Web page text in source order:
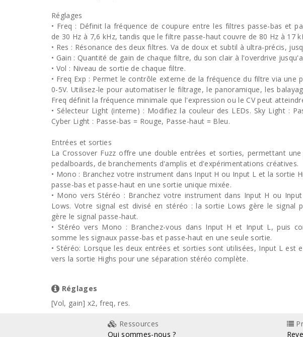
Réglages
• Freq : Définit la fréquence de coupure entre les filtres passe-bas et
de 30 Hz à 7,6 kHz, tandis que le filtre passe-haut couvre de 80 Hz à 17
• Res : Résonance des deux filtres. Va de doux et subtil à ultra-précis,
• Gain : Quantité de gain de chaque filtre, du son clair à l'overdrive
• Vol : Niveau de sortie de chaque filtre.
• Freq Exp : Permet le contrôle externe de la fréquence du filtre via une
0-5V. Utilisez-le pour automatiser le filtrage, le panoramique, les
Freq définit la fréquence minimale que l'expression ou le CV peut
• Sélecteur Light (interne) : Modifiez la couleur des LEDs. Sky Light :
Cyber Light : Passe-bas = Rouge, Passe-haut = Bleu.
Entrées et sorties
La Crossover Fuzz offre une double entrées et sorties, permettant
pedalboards, de branchements d'amplis et d'expérimentations créatives.
• Mono : Branchez votre instrument dans Input H ou Input L et la sortie
passe-bas et passe-haut en une sortie unique mixée.
• Mono vers Stéréo : Branchez votre instrument dans Input H ou
Lows. Votre signal est divisé en stéréo : la sortie Lows gère le signal
gère le signal passe-haut.
• Stéréo vers Mono : Branchez-vous dans Input H et Input L, puis
somme les signaux passe-bas et passe-haut en une seule sortie.
• Stéréo: Lorsque les deux entrées et sorties sont utilisées, Input L est
vers la sortie Highs pour une séparation stéréo complète.
Réglages
[Vol, gain] x2, freq, res.
Ressources
Qui sommes-nous ?